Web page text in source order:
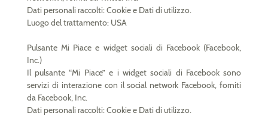
Dati personali raccolti: Cookie e Dati di utilizzo.
Luogo del trattamento: USA
Pulsante Mi Piace e widget sociali di Facebook (Facebook,
Inc.)
Il pulsante “Mi Piace” e i widget sociali di Facebook sono
servizi di interazione con il social network Facebook, forniti
da Facebook, Inc.
Dati personali raccolti: Cookie e Dati di utilizzo.